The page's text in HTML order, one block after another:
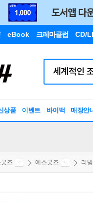
eBook 크레마클럽 CD/
상품 이벤트 바이백 매장안
즈 예스굿즈 리빙